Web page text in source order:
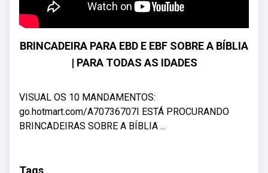
BRINCADEIRA PARA EBD E EBF SOBRE A BÍBLIA
| PARA TODAS AS IDADES
VISUAL OS 10 MANDAMENTOS:
go.hotmart.com/A70736707I ESTÁ PROCURANDO
BRINCADEIRAS SOBRE A BÍBLIA ...
Tags